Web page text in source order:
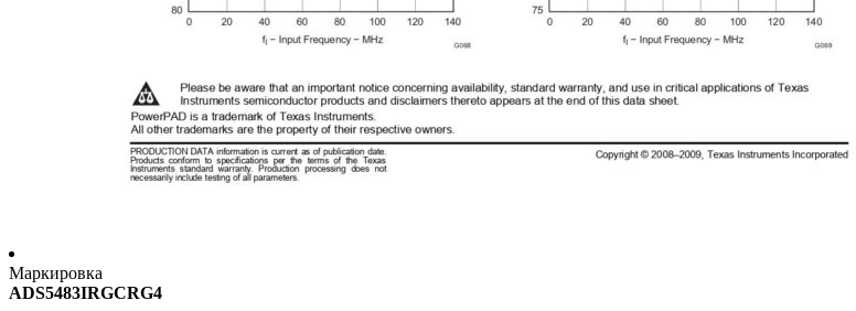
Маркировка
ADS5483IRGCRG4